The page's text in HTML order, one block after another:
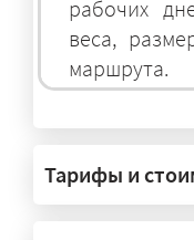
рабочих
веса,
маршрута.
— На
Тарифы и